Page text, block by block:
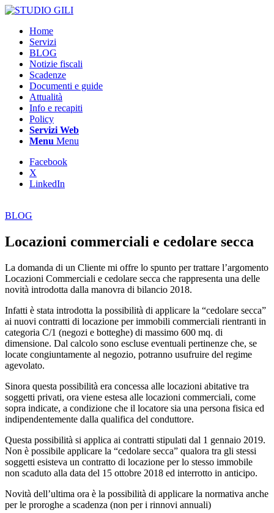
Home
Servizi
BLOG
Notizie fiscali
Scadenze
Documenti e guide
Attualità
Info e recapiti
Policy
Servizi Web
Menu Menu
Facebook
X
LinkedIn
BLOG
Locazioni commerciali e cedolare secca
La domanda di un Cliente mi offre lo spunto per trattare l’argomento
Locazioni Commerciali e cedolare secca che rappresenta una delle
novità introdotta dalla manovra di bilancio 2018.
Infatti è stata introdotta la possibilità di applicare la “cedolare secca”
ai nuovi contratti di locazione per immobili commerciali rientranti in
categoria C/1 (negozi e botteghe) di massimo 600 mq. di
dimensione. Dal calcolo sono escluse eventuali pertinenze che, se
locate congiuntamente al negozio, potranno usufruire del regime
agevolato.
Sinora questa possibilità era concessa alle locazioni abitative tra
soggetti privati, ora viene estesa alle locazioni commerciali, come
sopra indicate, a condizione che il locatore sia una persona fisica ed
indipendentemente dalla qualifica del conduttore.
Questa possibilità si applica ai contratti stipulati dal 1 gennaio 2019.
Non è possibile applicare la “cedolare secca” qualora tra gli stessi
soggetti esisteva un contratto di locazione per lo stesso immobile
non scaduto alla data del 15 ottobre 2018 ed interrotto in anticipo.
Novità dell’ultima ora è la possibilità di applicare la normativa anche
per le proroghe a scadenza (non per i rinnovi annuali)